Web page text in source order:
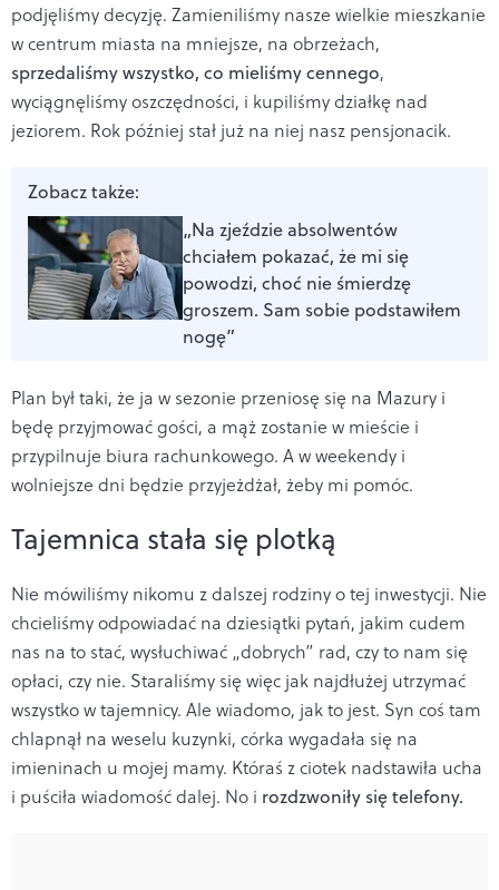
podjęliśmy decyzję. Zamieniliśmy nasze wielkie mieszkanie
w centrum miasta na mniejsze, na obrzeżach,
sprzedaliśmy wszystko, co mieliśmy cennego,
wyciągnęliśmy oszczędności, i kupiliśmy działkę nad
jeziorem. Rok później stał już na niej nasz pensjonacik.
Zobacz także:
„Na zjeździe absolwentów
chciałem pokazać, że mi się
powodzi, choć nie śmierdzę
groszem. Sam sobie podstawiłem
nogę”
Plan był taki, że ja w sezonie przeniosę się na Mazury i
będę przyjmować gości, a mąż zostanie w mieście i
przypilnuje biura rachunkowego. A w weekendy i
wolniejsze dni będzie przyjeżdżał, żeby mi pomóc.
Tajemnica stała się plotką
Nie mówiliśmy nikomu z dalszej rodziny o tej inwestycji. Nie
chcieliśmy odpowiadać na dziesiątki pytań, jakim cudem
nas na to stać, wysłuchiwać „dobrych” rad, czy to nam się
opłaci, czy nie. Staraliśmy się więc jak najdłużej utrzymać
wszystko w tajemnicy. Ale wiadomo, jak to jest. Syn coś tam
chlapnął na weselu kuzynki, córka wygadała się na
imieninach u mojej mamy. Któraś z ciotek nadstawiła ucha
i puściła wiadomość dalej. No i rozdzwoniły się telefony.